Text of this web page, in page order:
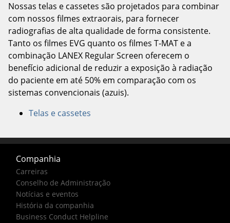
Nossas telas e cassetes são projetados para combinar
com nossos filmes extraorais, para fornecer
radiografias de alta qualidade de forma consistente.
Tanto os filmes EVG quanto os filmes T-MAT ​​e a
combinação LANEX Regular Screen oferecem o
benefício adicional de reduzir a exposição à radiação
do paciente em até 50% em comparação com os
sistemas convencionais (azuis).
Telas e cassetes
Companhia
Carreiras
Conselho de Administração
Notícias e eventos
História da companhia
Business Conduct Helpline